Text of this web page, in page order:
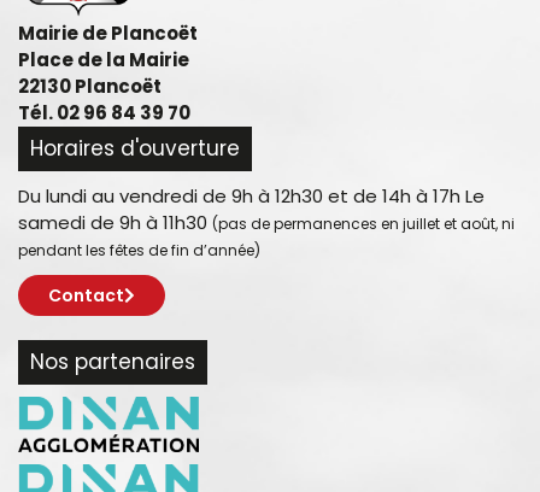
Mairie de Plancoët
Place de la Mairie
22130 Plancoët
Tél. 02 96 84 39 70
Horaires d'ouverture
Du lundi au vendredi de 9h à 12h30 et de 14h à 17h Le
samedi de 9h à 11h30 (pas de permanences en juillet et août, ni
pendant les fêtes de fin d’année)
Contact
Nos partenaires